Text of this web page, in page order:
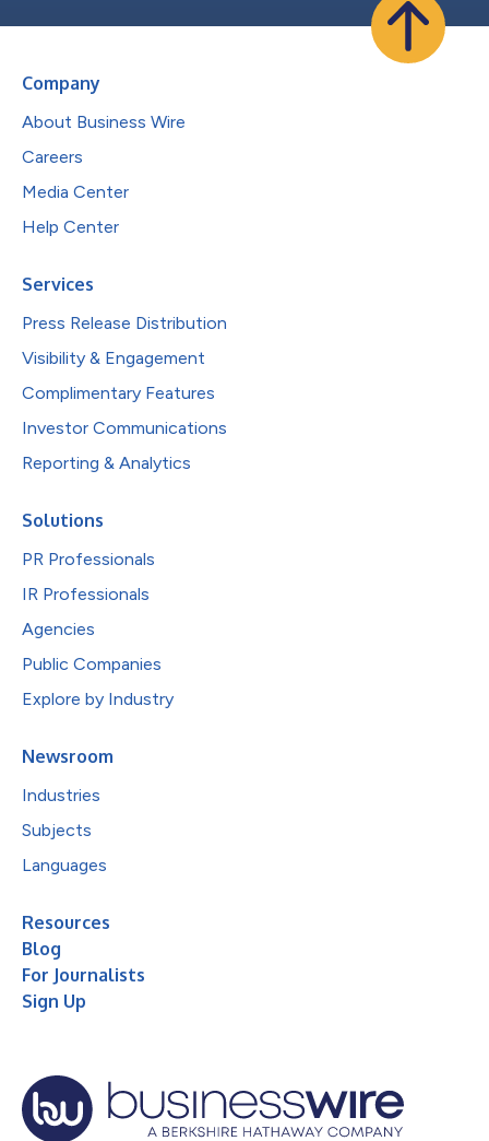
Company
About Business Wire
Careers
Media Center
Help Center
Services
Press Release Distribution
Visibility & Engagement
Complimentary Features
Investor Communications
Reporting & Analytics
Solutions
PR Professionals
IR Professionals
Agencies
Public Companies
Explore by Industry
Newsroom
Industries
Subjects
Languages
Resources
Blog
For Journalists
Sign Up